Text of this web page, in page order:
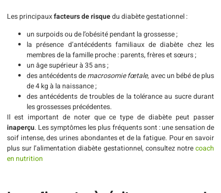
Les principauxfacteurs de risquedu diabète gestationnel :
un surpoids ou de l’obésité pendant la grossesse ;
la présence d’antécédents familiaux de diabète chez les
membres de la famille proche : parents, frères et sœurs ;
un âge supérieur à 35 ans ;
des antécédents demacrosomie fœtale, avec un bébé de plus
de 4 kg à la naissance ;
des antécédents de troubles de la tolérance au sucre durant
les grossesses précédentes.
Il est important de noter que ce type de diabète peut passer
inaperçu. Les symptômes les plus fréquents sont : une sensation de
soif intense, des urines abondantes et de la fatigue. Pour en savoir
plus sur l’alimentation diabète gestationnel, consultez notrecoach
en nutrition